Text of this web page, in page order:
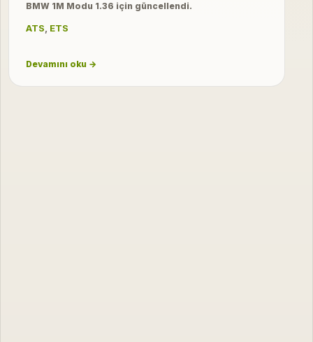
BMW 1M Modu 1.36 için güncellendi.
ATS, ETS
Devamını oku →